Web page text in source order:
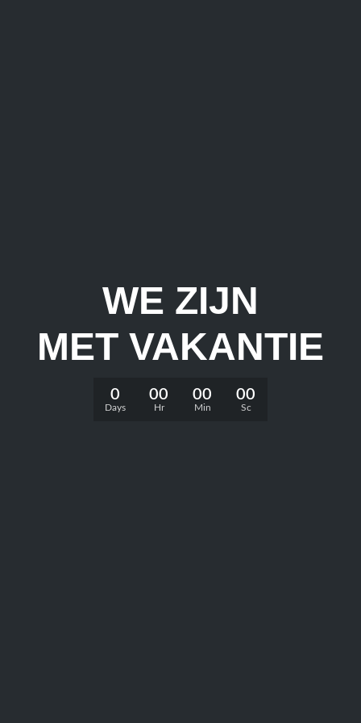
WE ZIJN
MET VAKANTIE
0
Days
00
Hr
00
Min
00
Sc